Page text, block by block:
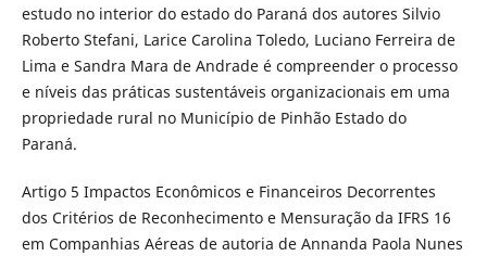
estudo no interior do estado do Paraná dos autores Silvio
Roberto Stefani, Larice Carolina Toledo, Luciano Ferreira de
Lima e Sandra Mara de Andrade é compreender o processo
e níveis das práticas sustentáveis organizacionais em uma
propriedade rural no Município de Pinhão Estado do
Paraná.
Artigo 5 Impactos Econômicos e Financeiros Decorrentes
dos Critérios de Reconhecimento e Mensuração da IFRS 16
em Companhias Aéreas de autoria de Annanda Paola Nunes